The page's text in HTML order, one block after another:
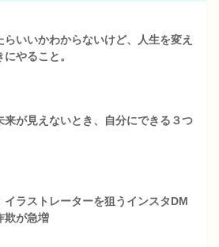
らいいかわからないけど、人生を変え
やること。
来が見えないとき、自分にできる３つ
イラストレーターを狙うインスタDM
欺が急増